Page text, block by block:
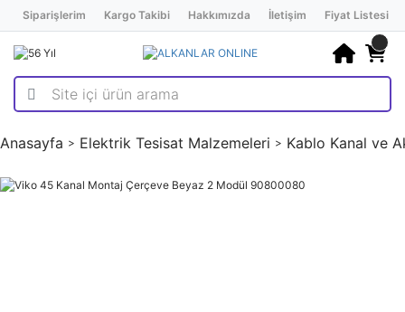
Siparişlerim Kargo Takibi Hakkımızda İletişim Fiyat Listesi
Anasayfa Elektrik Tesisat Malzemeleri Kablo Kanal ve